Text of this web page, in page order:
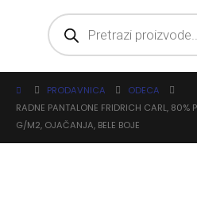
PRODAVNICA
ODECA
RADNE PANTALONE FRIDRICH CARL, 80%
G/M2, OJAČANJA, BELE BOJE